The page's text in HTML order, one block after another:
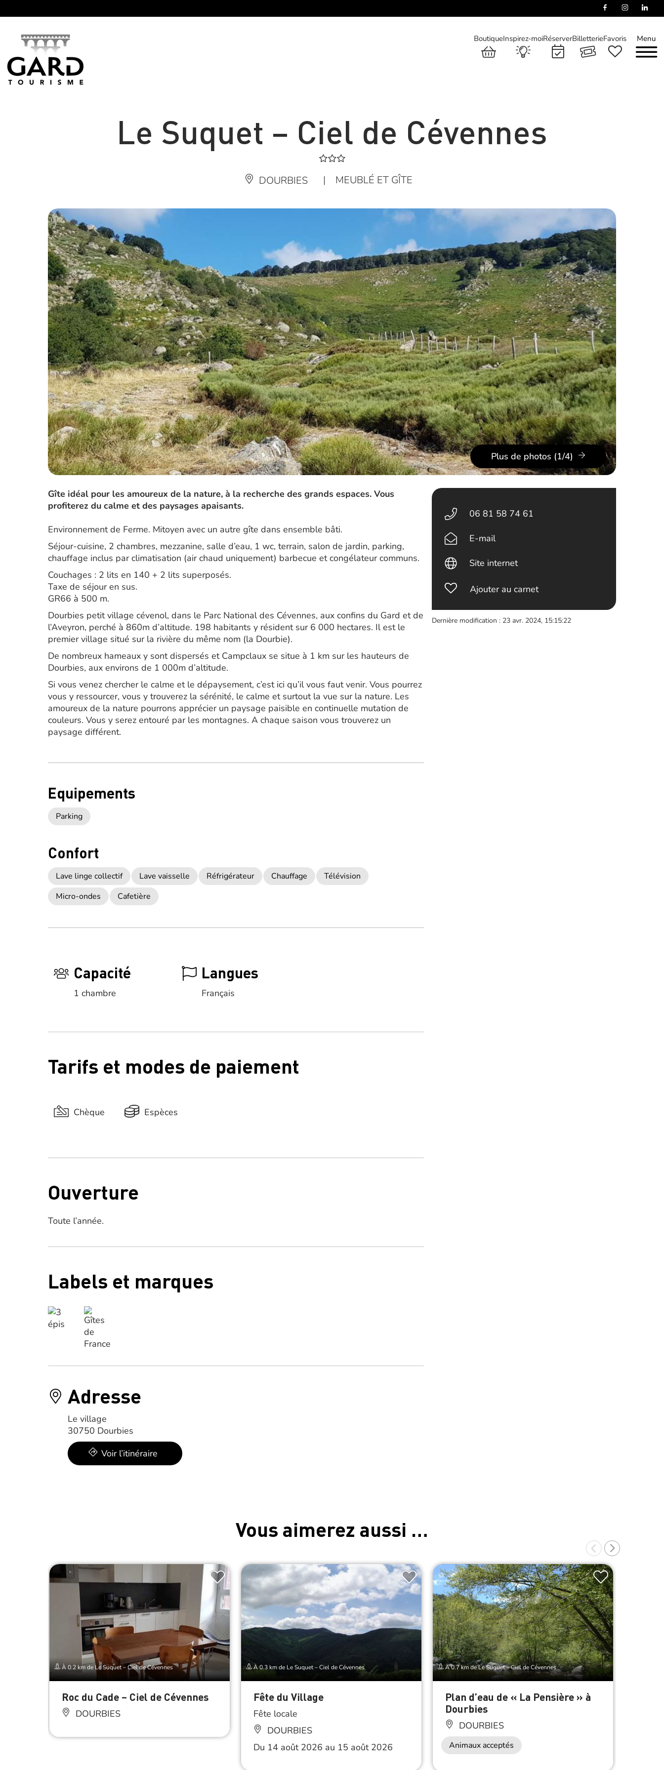
Menu
BoutiqueInspirez-moiRéserverBilletterieFavoris
Le Suquet – Ciel de Cévennes
DOURBIES | MEUBLÉ ET GÎTE
Plus de photos (1/4)
Gîte idéal pour les amoureux de la nature, à la recherche des grands espaces. Vous
profiterez du calme et des paysages apaisants.
Environnement de Ferme. Mitoyen avec un autre gîte dans ensemble bâti.
Séjour-cuisine, 2 chambres, mezzanine, salle d’eau, 1 wc, terrain, salon de jardin, parking,
chauffage inclus par climatisation (air chaud uniquement) barbecue et congélateur communs.
Couchages : 2 lits en 140 + 2 lits superposés.
Taxe de séjour en sus.
GR66 à 500 m.
Dourbies petit village cévenol, dans le Parc National des Cévennes, aux confins du Gard et de
l’Aveyron, perché à 860m d’altitude. 198 habitants y résident sur 6 000 hectares. Il est le
premier village situé sur la rivière du même nom (la Dourbie).
De nombreux hameaux y sont dispersés et Campclaux se situe à 1 km sur les hauteurs de
Dourbies, aux environs de 1 000m d’altitude.
Si vous venez chercher le calme et le dépaysement, c’est ici qu’il vous faut venir. Vous pourrez
vous y ressourcer, vous y trouverez la sérénité, le calme et surtout la vue sur la nature. Les
amoureux de la nature pourrons apprécier un paysage paisible en continuelle mutation de
couleurs. Vous y serez entouré par les montagnes. A chaque saison vous trouverez un
paysage différent.
Equipements
Parking
Confort
Lave linge collectif Lave vaisselle Réfrigérateur Chauffage
Télévision
Micro-ondes
Cafetière
Capacité
1 chambre
Langues
Français
Tarifs et modes de paiement
Chèque Espèces
Ouverture
Toute l’année.
Labels et marques
Adresse
Le village
30750 Dourbies
Voir l’itinéraire
06 81 58 74 61
E-mail
Site internet
Ajouter au carnet
Dernière modification : 23 avr. 2024, 15:15:22
Vous aimerez aussi …
À 0.2 km de Le Suquet – Ciel de Cévennes
Roc du Cade – Ciel de Cévennes
DOURBIES
À 0.3 km de Le Suquet – Ciel de Cévennes
Fête du Village
Fête locale
DOURBIES
Du 14 août 2026 au 15 août 2026
À 0.7 km de Le Suquet – Ciel de Cévennes
Plan d’eau de « La Pensière » à
Dourbies
DOURBIES
Animaux acceptés